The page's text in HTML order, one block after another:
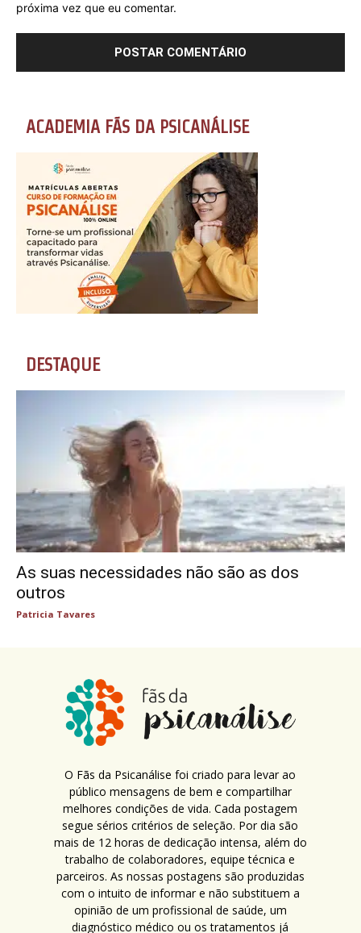
próxima vez que eu comentar.
ACADEMIA FÃS DA PSICANÁLISE
DESTAQUE
As suas necessidades não são as dos
outros
Patricia Tavares
O Fãs da Psicanálise foi criado para levar ao
público mensagens de bem e compartilhar
melhores condições de vida. Cada postagem
segue sérios critérios de seleção. Por dia são
mais de 12 horas de dedicação intensa, além do
trabalho de colaboradores, equipe técnica e
parceiros. As nossas postagens são produzidas
com o intuito de informar e não substituem a
opinião de um profissional de saúde, um
diagnóstico médico ou os tratamentos já